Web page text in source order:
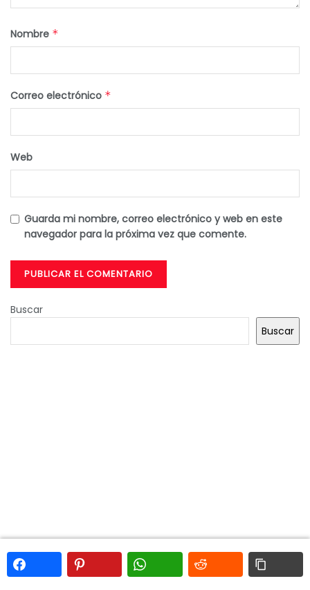
Nombre *
Correo electrónico *
Web
Guarda mi nombre, correo electrónico y web en este
navegador para la próxima vez que comente.
Buscar
Buscar